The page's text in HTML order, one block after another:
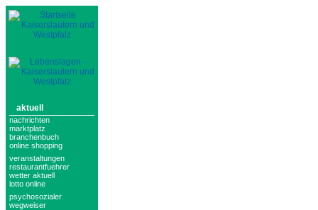
aktuell
nachrichten
marktplatz
branchenbuch
online shopping
veranstaltungen
restaurantfuehrer
wetter aktuell
lotto online
psychosozialer
wegweiser